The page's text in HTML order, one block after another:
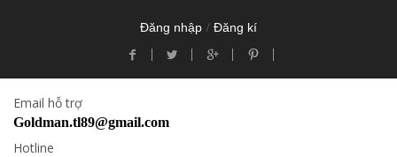
Đăng nhập / Đăng kí
Email hỗ trợ
Goldman.tl89@gmail.com
Hotline